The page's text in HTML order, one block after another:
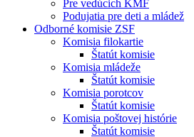
Pre vedúcich KMF
Podujatia pre deti a mládež
Odborné komisie ZSF
Komisia filokartie
Štatút komisie
Komisia mládeže
Štatút komisie
Komisia porotcov
Štatút komisie
Komisia poštovej histórie
Štatút komisie